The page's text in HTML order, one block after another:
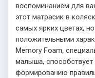
воспоминанием для
этот матрасик в
самых ярких цветах,
положительными
Memory Foam,
малыша, способствует
формированию